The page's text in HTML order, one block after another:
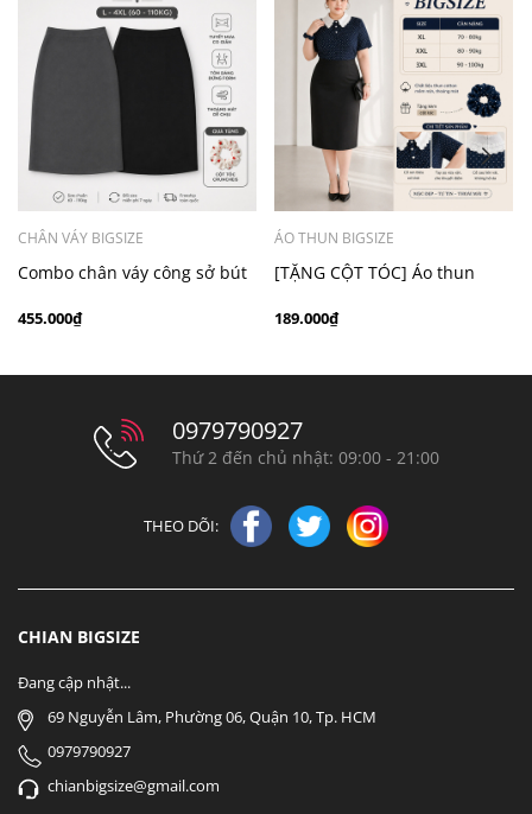
CHÂN VÁY BIGSIZE
Combo chân váy công sở bút
đen xám
455.000₫
ÁO THUN BIGSIZE
[TẶNG CỘT TÓC] Áo thun
100kg thanh lịch
189.000₫
0979790927
Thứ 2 đến chủ nhật: 09:00 - 21:00
THEO DÕI:
CHIAN BIGSIZE
Đang cập nhật...
69 Nguyễn Lâm, Phường 06, Quận 10, Tp. HCM
0979790927
chianbigsize@gmail.com